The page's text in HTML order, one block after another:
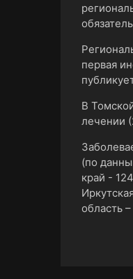
первая
В
лечении
(по
край -
область –